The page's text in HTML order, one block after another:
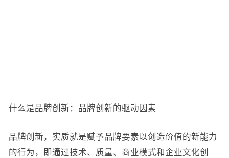
什么是品牌创新：品牌创新的驱动因素
品牌创新，实质就是赋予品牌要素以创造价值的新能力
的行为，即通过技术、质量、商业模式和企业文化创